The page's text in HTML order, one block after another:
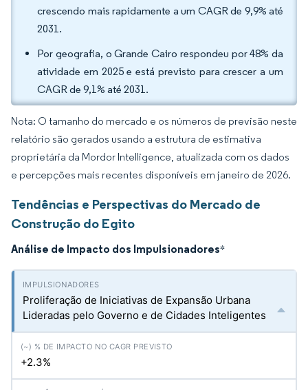
crescendo mais rapidamente a um CAGR de 9,9% até
2031.
Por geografia, o Grande Cairo respondeu por 48% da
atividade em 2025 e está previsto para crescer a um
CAGR de 9,1% até 2031.
Nota: O tamanho do mercado e os números de previsão neste
relatório são gerados usando a estrutura de estimativa
proprietária da Mordor Intelligence, atualizada com os dados
e percepções mais recentes disponíveis em janeiro de 2026.
Tendências e Perspectivas do Mercado de
Construção do Egito
Análise de Impacto dos Impulsionadores*
Proliferação de Iniciativas de Expansão Urbana
Lideradas pelo Governo e de Cidades Inteligentes
+2.3%